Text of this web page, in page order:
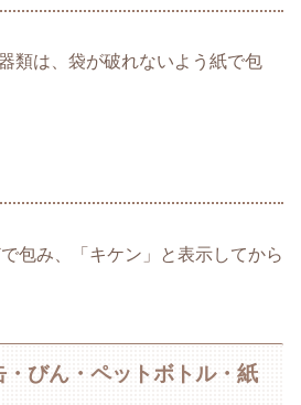
類は、袋が破れないよう紙で包
包み、「キケン」と表示してから
びん・ペットボトル・紙